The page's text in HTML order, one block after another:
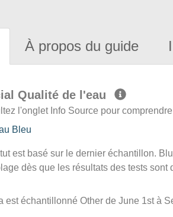
À propos du guide
Qualité de l'eau
l'onglet Info Source pour
Bleu
est basé sur le dernier échantillon.
dès que les résultats des tests sont
est échantillonné Other de June 1st à